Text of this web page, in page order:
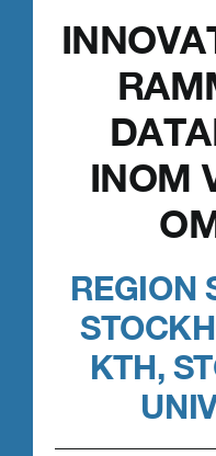
INOM
REGION
KTH,